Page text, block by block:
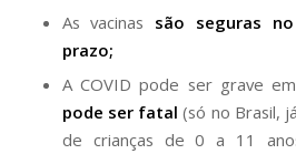
As vacinas são seguras
prazo;
A COVID pode ser grave
pode ser fatal (só no Brasil,
de crianças de 0 a 11